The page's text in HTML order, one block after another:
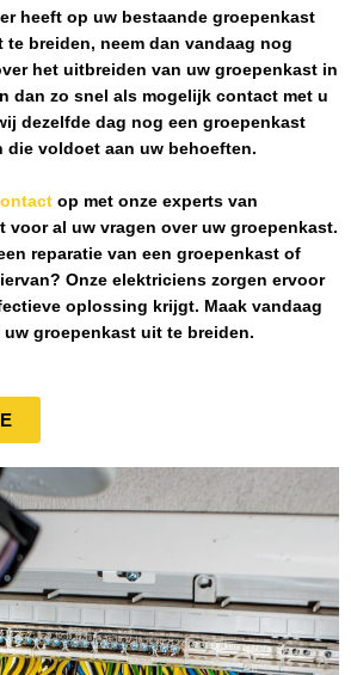
heeft op uw bestaande groepenkast
breiden, neem dan vandaag nog
het uitbreiden van uw groepenkast in
dan zo snel als mogelijk contact met u
dezelfde dag nog een groepenkast
die voldoet aan uw behoeften.
op met onze experts van
voor al uw vragen over uw groepenkast.
reparatie van een groepenkast of
Onze elektriciens zorgen ervoor
oplossing krijgt. Maak vandaag
uw groepenkast uit te breiden.